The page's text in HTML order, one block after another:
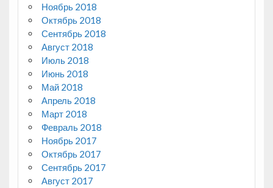
Ноябрь 2018
Октябрь 2018
Сентябрь 2018
Август 2018
Июль 2018
Июнь 2018
Май 2018
Апрель 2018
Март 2018
Февраль 2018
Ноябрь 2017
Октябрь 2017
Сентябрь 2017
Август 2017